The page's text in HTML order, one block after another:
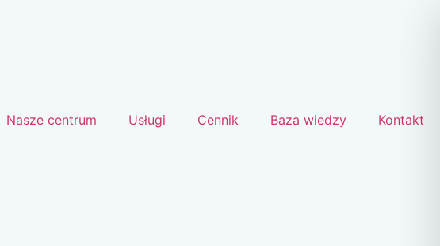
Nasze centrum Usługi Cennik Baza wiedzy Kontakt